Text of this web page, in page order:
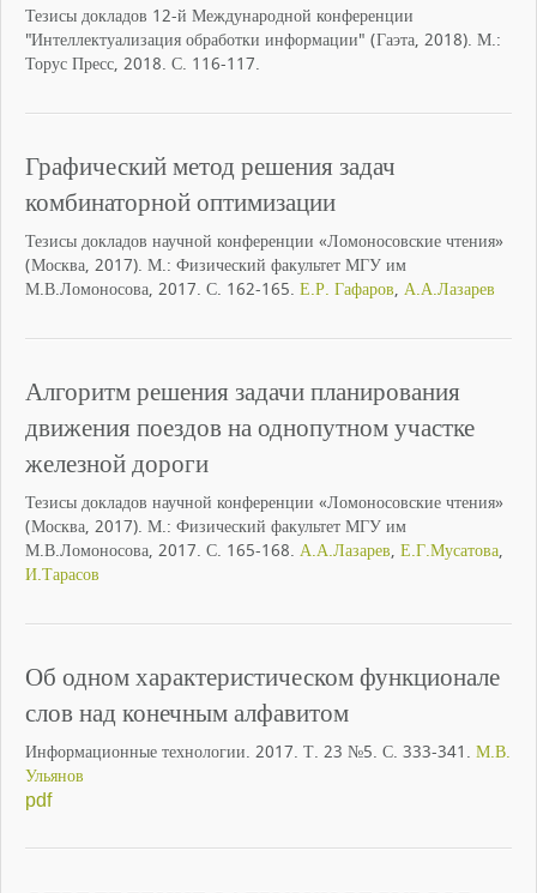
Тезисы докладов 12-й Международной конференции
"Интеллектуализация обработки информации" (Гаэта, 2018). М.:
Торус Пресс, 2018. С. 116-117.
Графический метод решения задач
комбинаторной оптимизации
Тезисы докладов научной конференции «Ломоносовские чтения»
(Москва, 2017). М.: Физический факультет МГУ им
М.В.Ломоносова, 2017. С. 162-165. Е.Р. Гафаров, А.А.Лазарев
Алгоритм решения задачи планирования
движения поездов на однопутном участке
железной дороги
Тезисы докладов научной конференции «Ломоносовские чтения»
(Москва, 2017). М.: Физический факультет МГУ им
М.В.Ломоносова, 2017. С. 165-168. А.А.Лазарев, Е.Г.Мусатова,
И.Тарасов
Об одном характеристическом функционале
слов над конечным алфавитом
Информационные технологии. 2017. Т. 23 №5. С. 333-341. М.В.
Ульянов
pdf